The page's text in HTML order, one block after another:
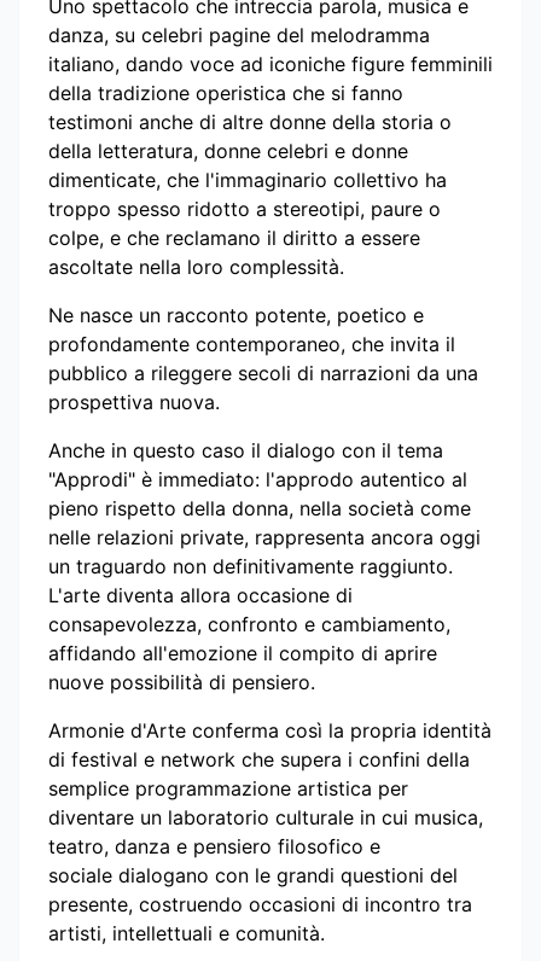
Uno spettacolo che intreccia parola, musica e
danza, su celebri pagine del melodramma
italiano, dando voce ad iconiche figure femminili
della tradizione operistica che si fanno
testimoni anche di altre donne della storia o
della letteratura, donne celebri e donne
dimenticate, che l'immaginario collettivo ha
troppo spesso ridotto a stereotipi, paure o
colpe, e che reclamano il diritto a essere
ascoltate nella loro complessità.
Ne nasce un racconto potente, poetico e
profondamente contemporaneo, che invita il
pubblico a rileggere secoli di narrazioni da una
prospettiva nuova.
Anche in questo caso il dialogo con il tema
"Approdi" è immediato: l'approdo autentico al
pieno rispetto della donna, nella società come
nelle relazioni private, rappresenta ancora oggi
un traguardo non definitivamente raggiunto.
L'arte diventa allora occasione di
consapevolezza, confronto e cambiamento,
affidando all'emozione il compito di aprire
nuove possibilità di pensiero.
Armonie d'Arte conferma così la propria identità
di festival e network che supera i confini della
semplice programmazione artistica per
diventare un laboratorio culturale in cui musica,
teatro, danza e pensiero filosofico e
sociale dialogano con le grandi questioni del
presente, costruendo occasioni di incontro tra
artisti, intellettuali e comunità.